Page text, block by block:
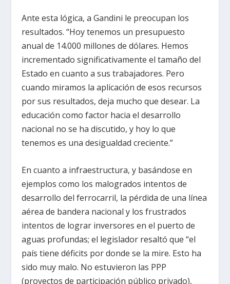
Ante esta lógica, a Gandini le preocupan los
resultados. “Hoy tenemos un presupuesto
anual de 14.000 millones de dólares. Hemos
incrementado significativamente el tamaño del
Estado en cuanto a sus trabajadores. Pero
cuando miramos la aplicación de esos recursos
por sus resultados, deja mucho que desear. La
educación como factor hacia el desarrollo
nacional no se ha discutido, y hoy lo que
tenemos es una desigualdad creciente.”
En cuanto a infraestructura, y basándose en
ejemplos como los malogrados intentos de
desarrollo del ferrocarril, la pérdida de una línea
aérea de bandera nacional y los frustrados
intentos de lograr inversores en el puerto de
aguas profundas; el legislador resaltó que “el
país tiene déficits por donde se la mire. Esto ha
sido muy malo. No estuvieron las PPP
(proyectos de participación público privado),